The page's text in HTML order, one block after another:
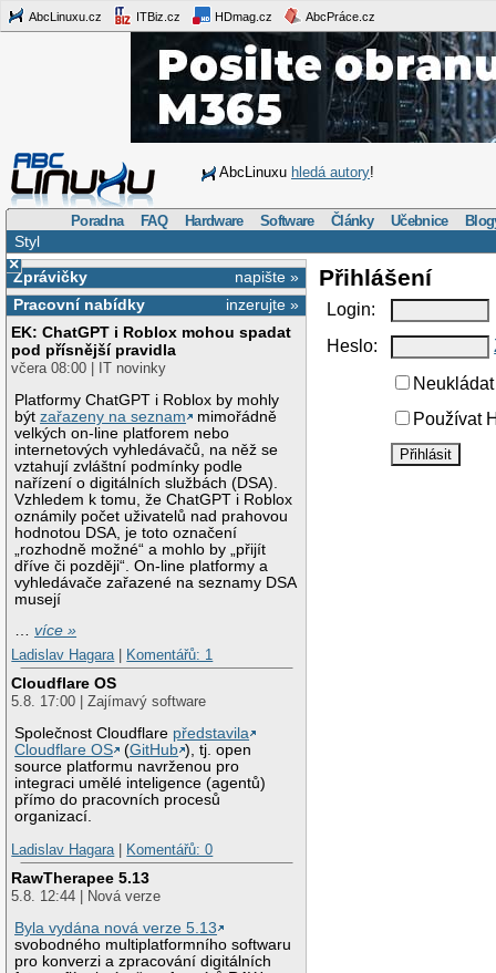
AbcLinuxu.cz ITBiz.cz HDmag.cz AbcPráce.cz
AbcLinuxu hledá autory!
Poradna FAQ Hardware Software Články Učebnice
Styl
×
napište »
Zprávičky
inzerujte »
Pracovní nabídky
EK: ChatGPT i Roblox mohou spadat
pod přísnější pravidla
včera 08:00 | IT novinky
Platformy ChatGPT i Roblox by mohly
býtzařazeny na seznam
mimořádně
velkých on-line platforem nebo
internetových vyhledávačů, na něž se
vztahují zvláštní podmínky podle
nařízení o digitálních službách (DSA).
Vzhledem k tomu, že ChatGPT i Roblox
oznámily počet uživatelů nad prahovou
hodnotou DSA, je toto označení
„rozhodně možné“ a mohlo by „přijít
dříve či později“. On-line platformy a
vyhledávače zařazené na seznamy DSA
musejí
…více »
Ladislav Hagara
Komentářů: 1
Cloudflare OS
5.8. 17:00 | Zajímavý software
Společnost Cloudflare představila
Cloudflare OS
(GitHub ), tj. open
source platformu navrženou pro
integraci umělé inteligence (agentů)
přímo do pracovních procesů
organizací.
Ladislav Hagara
Komentářů: 0
RawTherapee 5.13
5.8. 12:44 | Nová verze
Byla vydána nová verze 5.13
svobodného multiplatformního softwaru
pro konverzi a zpracování digitálních
Přihlášení
Login:
Heslo:
Používat